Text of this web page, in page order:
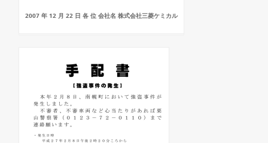
2007 年 12 月 22 日 各 位 会社名 株式会社三菱ケミカル